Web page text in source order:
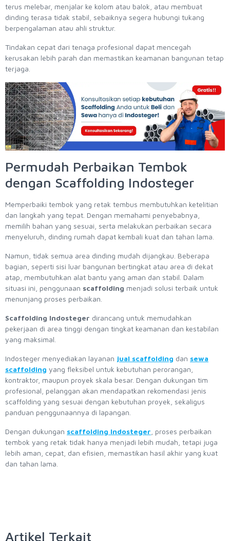
terus melebar, menjalar ke kolom atau balok, atau membuat
dinding terasa tidak stabil, sebaiknya segera hubungi tukang
berpengalaman atau ahli struktur.
Tindakan cepat dari tenaga profesional dapat mencegah
kerusakan lebih parah dan memastikan keamanan bangunan tetap
terjaga.
Permudah Perbaikan Tembok
dengan Scaffolding Indosteger
Memperbaiki tembok yang retak tembus membutuhkan ketelitian
dan langkah yang tepat. Dengan memahami penyebabnya,
memilih bahan yang sesuai, serta melakukan perbaikan secara
menyeluruh, dinding rumah dapat kembali kuat dan tahan lama.
Namun, tidak semua area dinding mudah dijangkau. Beberapa
bagian, seperti sisi luar bangunan bertingkat atau area di dekat
atap, membutuhkan alat bantu yang aman dan stabil. Dalam
situasi ini, penggunaan scaffolding menjadi solusi terbaik untuk
menunjang proses perbaikan.
Scaffolding Indosteger dirancang untuk memudahkan
pekerjaan di area tinggi dengan tingkat keamanan dan kestabilan
yang maksimal.
Indosteger menyediakan layanan jual scaffolding dan sewa
scaffolding yang fleksibel untuk kebutuhan perorangan,
kontraktor, maupun proyek skala besar. Dengan dukungan tim
profesional, pelanggan akan mendapatkan rekomendasi jenis
scaffolding yang sesuai dengan kebutuhan proyek, sekaligus
panduan penggunaannya di lapangan.
Dengan dukungan scaffolding Indosteger , proses perbaikan
tembok yang retak tidak hanya menjadi lebih mudah, tetapi juga
lebih aman, cepat, dan efisien, memastikan hasil akhir yang kuat
dan tahan lama.
Artikel Terkait